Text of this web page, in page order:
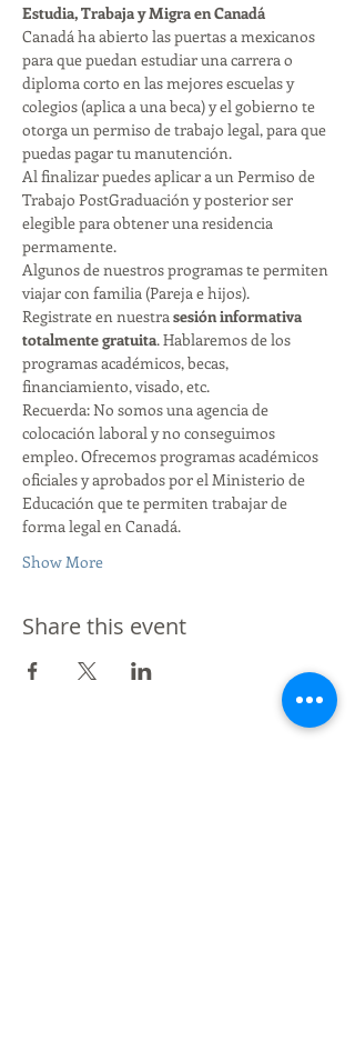
Estudia, Trabaja y Migra en Canadá
Canadá ha abierto las puertas a mexicanos
para que puedan estudiar una carrera o
diploma corto en las mejores escuelas y
colegios (aplica a una beca) y el gobierno te
otorga un permiso de trabajo legal, para que
puedas pagar tu manutención.
Al finalizar puedes aplicar a un Permiso de
Trabajo PostGraduación y posterior ser
elegible para obtener una residencia
permamente.
Algunos de nuestros programas te permiten
viajar con familia (Pareja e hijos).
Registrate en nuestra sesión informativa
totalmente gratuita. Hablaremos de los
programas académicos, becas,
financiamiento, visado, etc.
Recuerda: No somos una agencia de
colocación laboral y no conseguimos
empleo. Ofrecemos programas académicos
oficiales y aprobados por el Ministerio de
Educación que te permiten trabajar de
forma legal en Canadá.
Show More
Share this event